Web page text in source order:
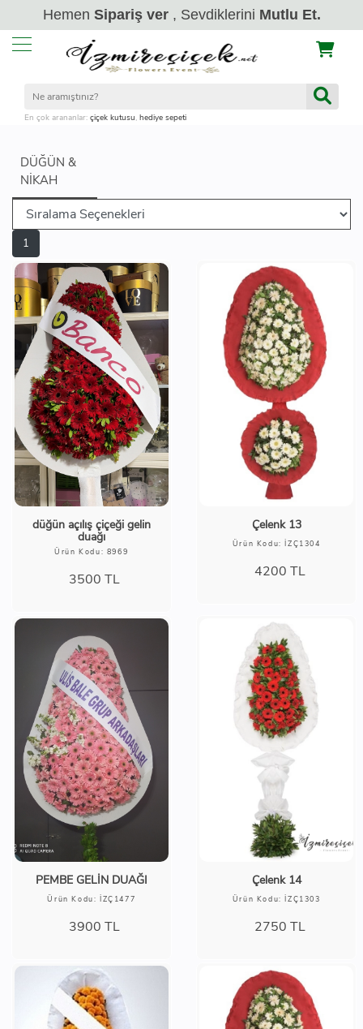
Hemen Sipariş ver, Sevdiklerini Mutlu Et.
En çok arananlar: çiçek kutusu, hediye sepeti
DÜĞÜN &
NIKAH
1
düğün açılış çiçeği gelin
duağı
Ürün Kodu: 8969
3500 TL
Çelenk 13
Ürün Kodu: İZÇ1304
4200 TL
PEMBE GELİN DUAĞI
Ürün Kodu: İZÇ1477
3900 TL
Çelenk 14
Ürün Kodu: İZÇ1303
2750 TL